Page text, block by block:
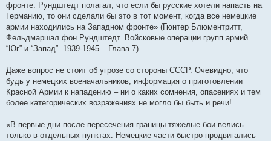
фронте. Рундштедт полагал, что если бы русские хотели напасть на
Германию, то они сделали бы это в тот момент, когда все немецкие
армии находились на Западном фронте» (Гюнтер Блюментритт,
Фельдмаршал фон Рундштедт. Войсковые операции групп армий
“Юг” и “Запад”. 1939-1945 – Глава 7).
Даже вопрос не стоит об угрозе со стороны СССР. Очевидно, что
будь у немецких военачальников, информация о приготовлении
Красной Армии к нападению – ни о каких сомнения, опасениях и тем
более категорических возражениях не могло бы быть и речи!
«В первые дни после пересечения границы тяжелые бои велись
только в отдельных пунктах. Немецкие части быстро продвигались